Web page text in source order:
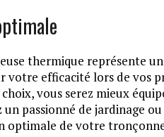
thermique représente
votre efficacité lors de vos
vous serez mieux
un passionné de jardinage
optimale de votre